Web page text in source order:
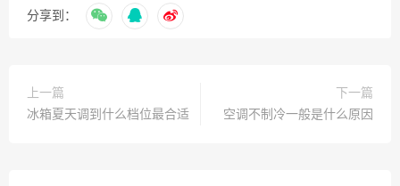
分享到：
上一篇
冰箱夏天调到什么档位最合适
下一篇
空调不制冷一般是什么原因